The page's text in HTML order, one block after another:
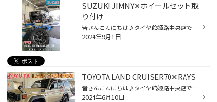
SUZUKI JIMNY✕ホイールセット取
り付け
皆さんこんにちは♪タイヤ館姫路中央店です！ 本日はジムニーのホイールセット取り付けをご紹介致します(●´ω｀●) 今回ご購入頂いたのはAPIO WILDBOAR Zになります！ ホイールの詳細はコチラ アピオはジムニーに特化して商品を展開しており、 ジムニーユーザーに大人気のショップになっています！ 装...
2024年9月1日
TOYOTA LAND CRUISER70✕RAYS
皆さんこんにちは♪タイヤ館姫路中央店です！ 本日はランクル70のホイールセット装着をご紹介致します（≧∇≦） 今回ご購入頂いたのはRAYS VOLKRACING TE37XTです！ RAYS VOLKRACING TE37XTの詳細はコチラ オフロード車仕様にデザインされたホイールはランクルにもピッタリ！ 純正よりもワイルドにドレ...
2024年6月10日